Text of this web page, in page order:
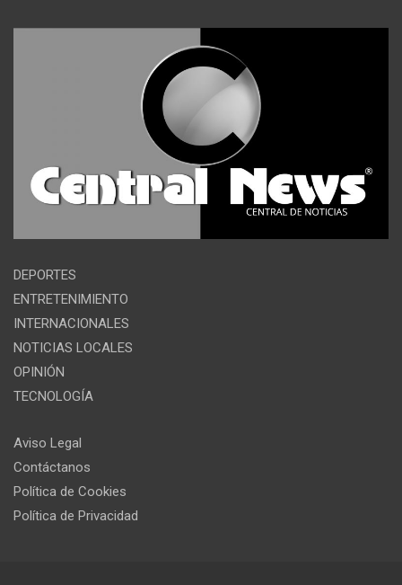
DEPORTES
ENTRETENIMIENTO
INTERNACIONALES
NOTICIAS LOCALES
OPINIÓN
TECNOLOGÍA
Aviso Legal
Contáctanos
Política de Cookies
Política de Privacidad